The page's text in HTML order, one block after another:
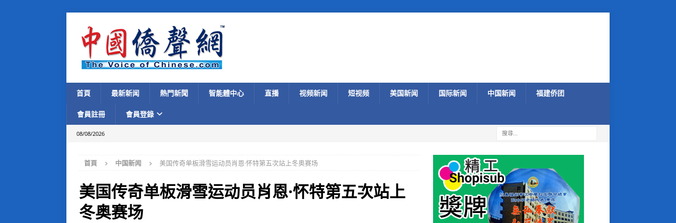
首頁 最新新闻 熱門新聞 智能體中心 直播 视频新闻 短视频 美国新闻 国际新闻 中国新闻 福建侨团
會員註冊 會員登錄
08/08/2026
首頁 中国新闻 美国传奇单板滑雪运动员肖恩·怀特第五次站上冬奥赛场
美国传奇单板滑雪运动员肖恩·怀特第五次站上
冬奥赛场